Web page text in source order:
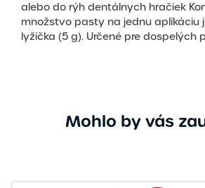
alebo do rýh dentálnych hračiek
množstvo pasty na jednu aplikáciu
lyžička (5 g). Určené pre dospelých
Mohlo by vás